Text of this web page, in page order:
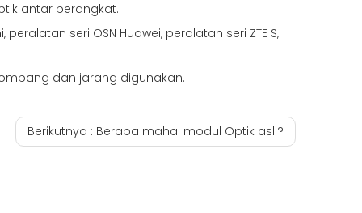
antar perangkat.
seri OSN Huawei, peralatan seri ZTE S,
dan jarang digunakan.
Berikutnya : Berapa mahal modul Optik asli?